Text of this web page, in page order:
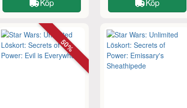
Köp Köp
50%